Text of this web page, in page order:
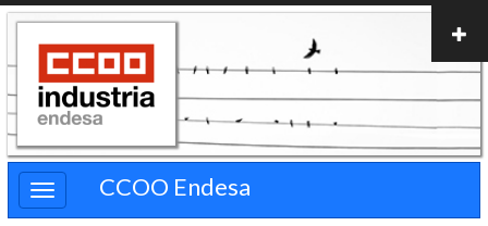
Pasar
contenido
principal
CCOO Endesa